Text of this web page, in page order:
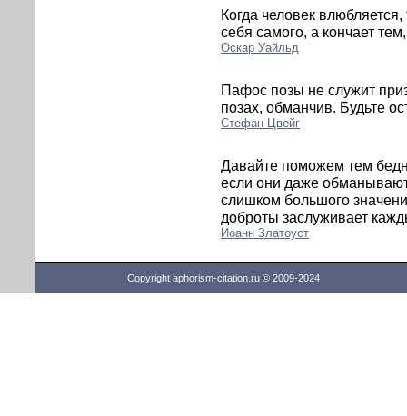
Когда человек
себя самого, а кончает
Оскар Уайльд
Пафос позы не служит
позах, обманчив. Будьте
Стефан Цвейг
Давайте поможем тем
если они даже
слишком большого
доброты заслуживает
Иоанн Златоуст
Copyright aphorism-citation.ru © 2009-2024